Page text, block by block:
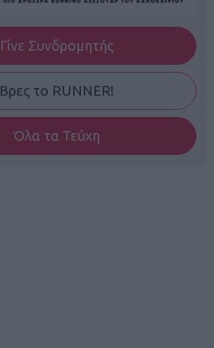
Γίνε Συνδρομητής
Βρες το RUNNER!
Όλα τα Τεύχη